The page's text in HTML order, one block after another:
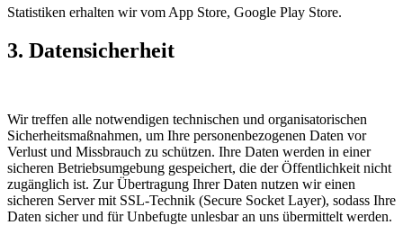
Statistiken erhalten wir vom App Store, Google Play Store.
3. Datensicherheit
Wir treffen alle notwendigen technischen und organisatorischen
Sicherheitsmaßnahmen, um Ihre personenbezogenen Daten vor
Verlust und Missbrauch zu schützen. Ihre Daten werden in einer
sicheren Betriebsumgebung gespeichert, die der Öffentlichkeit nicht
zugänglich ist. Zur Übertragung Ihrer Daten nutzen wir einen
sicheren Server mit SSL-Technik (Secure Socket Layer), sodass Ihre
Daten sicher und für Unbefugte unlesbar an uns übermittelt werden.